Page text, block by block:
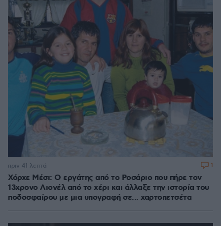
Χόρχε Μέσι: Ο εργάτης από το Ροσάριο που πήρε τον
13χρονο Λιονέλ από το χέρι και άλλαξε την ιστορία του
ποδοσφαίρου με μια υπογραφή σε... χαρτοπετσέτα
πριν 41 λεπτά 1